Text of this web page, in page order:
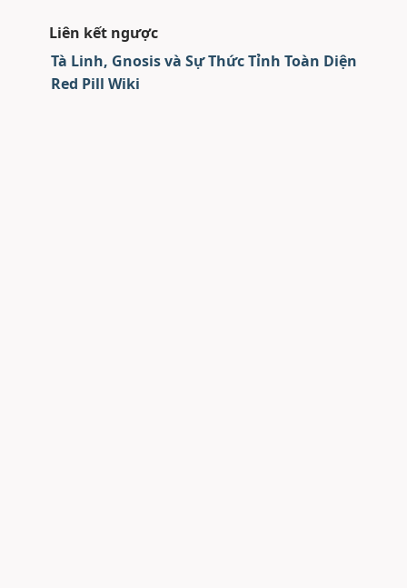
Liên kết ngược
Tà Linh, Gnosis và Sự Thức Tỉnh Toàn Diện
Red Pill Wiki